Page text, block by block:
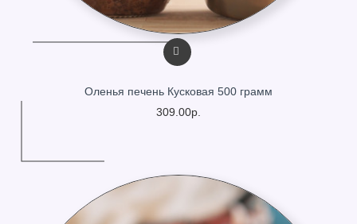
Оленья печень Кусковая 500 грамм
309.00р.